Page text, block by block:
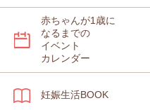
赤ちゃんが1歳に
なるまでの
イベント
カレンダー
妊娠生活BOOK